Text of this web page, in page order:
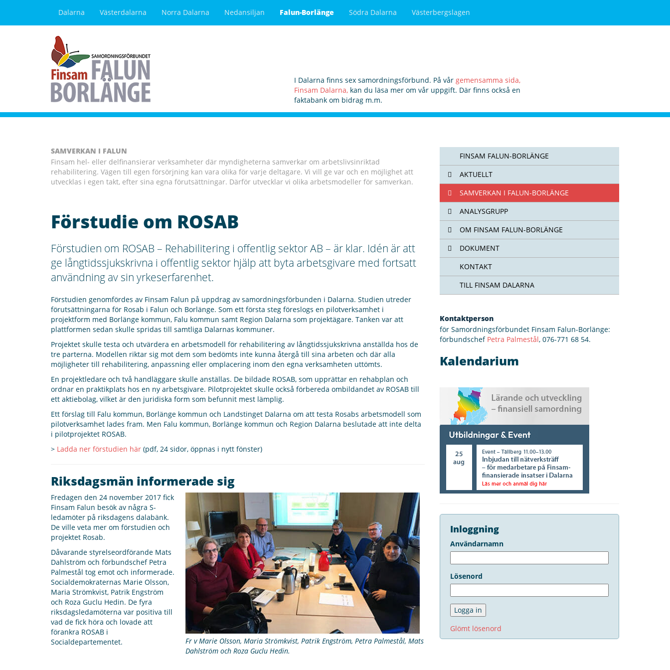
Dalarna Västerdalarna Norra Dalarna Nedansiljan Falun-Borlänge Södra Dalarna Västerbergslagen
I Dalarna finns sex samordningsförbund. På vår gemensamma sida,
Finsam Dalarna,kan du läsa mer om vår uppgift. Där finns också en
faktabank om bidrag m.m.
SAMVERKAN I FALUN
Finsam hel- eller delfinansierar verksamheter där myndigheterna samverkar om arbetslivsinriktad
rehabilitering. Vägen till egen försörjning kan vara olika för varje deltagare. Vi vill ge var och en möjlighet att
utvecklas i egen takt, efter sina egna förutsättningar. Därför utvecklar vi olika arbetsmodeller för samverkan.
Förstudie om ROSAB
Förstudien om ROSAB – Rehabilitering i offentlig sektor AB – är klar. Idén är att
ge långtidssjukskrivna i offentlig sektor hjälp att byta arbetsgivare med fortsatt
användning av sin yrkeserfarenhet.
Förstudien genomfördes av Finsam Falun på uppdrag av samordningsförbunden i Dalarna. Studien utreder
förutsättningarna för Rosab i Falun och Borlänge. Som ett första steg föreslogs en pilotverksamhet i
projektform med Borlänge kommun, Falu kommun samt Region Dalarna som projektägare. Tanken var att
plattformen sedan skulle spridas till samtliga Dalarnas kommuner.
Projektet skulle testa och utvärdera en arbetsmodell för rehabilitering av långtidssjukskrivna anställda hos de
tre parterna. Modellen riktar sig mot dem som bedömts inte kunna återgå till sina arbeten och där alla
möjligheter till rehabilitering, anpassning eller omplacering inom den egna verksamheten uttömts.
En projektledare och två handläggare skulle anställas. De bildade ROSAB, som upprättar en rehabplan och
ordnar en praktikplats hos en ny arbetsgivare. Pilotprojektet skulle också förbereda ombildandet av ROSAB till
ett aktiebolag, vilket är den juridiska form som befunnit mest lämplig.
Ett förslag till Falu kommun, Borlänge kommun och Landstinget Dalarna om att testa Rosabs arbetsmodell som
pilotverksamhet lades fram. Men Falu kommun, Borlänge kommun och Region Dalarna beslutade att inte delta
i pilotprojektet ROSAB.
> Ladda ner förstudien här (pdf, 24 sidor, öppnas i nytt fönster)
Riksdagsmän informerade sig
Fr v Marie Olsson, Maria Strömkvist, Patrik Engström, Petra Palmestål, Mats
Dahlström och Roza Guclu Hedin.
Fredagen den 24 november 2017 fick
Finsam Falun besök av några S-
ledamöter på riksdagens dalabänk.
De ville veta mer om förstudien och
projektet Rosab.
Dåvarande styrelseordförande Mats
Dahlström och förbundschef Petra
Palmestål tog emot och informerade.
Socialdemokraternas Marie Olsson,
Maria Strömkvist, Patrik Engström
och Roza Guclu Hedin. De fyra
riksdagsledamöterna var positiva till
vad de fick höra och lovade att
förankra ROSAB i
Socialdepartementet.
FINSAM FALUN-BORLÄNGE
AKTUELLT
SAMVERKAN I FALUN-BORLÄNGE
ANALYSGRUPP
OM FINSAM FALUN-BORLÄNGE
DOKUMENT
KONTAKT
TILL FINSAM DALARNA
Kontaktperson
för Samordningsförbundet Finsam Falun-Borlänge:
förbundschef Petra Palmestål, 076-771 68 54‬.
Kalendarium
Inloggning
Användarnamn
Lösenord
Glömt lösenord